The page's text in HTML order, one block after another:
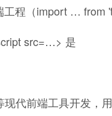
工程（import … from
src=…> 是
代前端工具开发，